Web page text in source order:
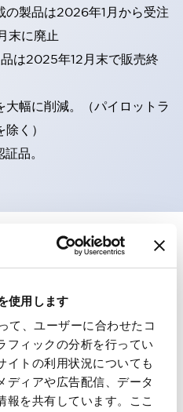
使用します
て、ユーザーに合わせたコ
フィックの分析を行ってい
イトの利用状況についても
ディアや広告配信、データ
報を共有しています。ここ
の製品は2026年1月から受注
末に廃止
は2025年12月末で販売終
幅に削減。（パイロットラ
く）
品。
すべて展開+